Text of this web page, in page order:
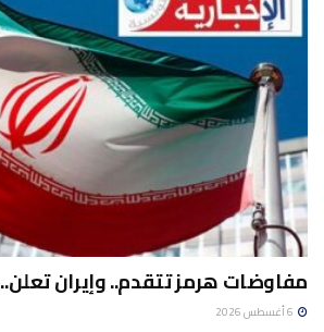
مفاوضات هرمز تتقدم.. وإيران تعلن..